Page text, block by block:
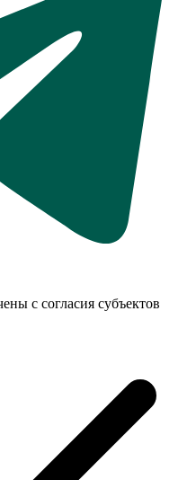
с согласия субъектов